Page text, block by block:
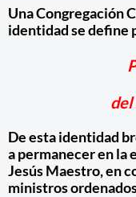
Una Congregación
identidad se define
De esta identidad
a permanecer en la
Jesús Maestro, en
ministros